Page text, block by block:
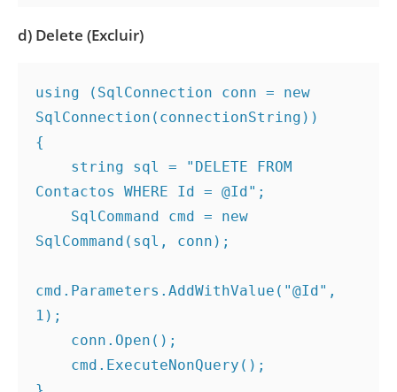
d) Delete (Excluir)
using (SqlConnection conn = new
SqlConnection(connectionString))
{
Contactos WHERE Id = @Id";
SqlCommand(sql, conn);
cmd.Parameters.AddWithValue("@Id",
1);
    conn.Open();
    cmd.ExecuteNonQuery();